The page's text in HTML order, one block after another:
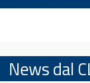
News dal